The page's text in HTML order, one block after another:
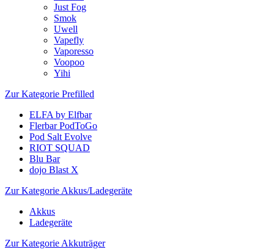
Just Fog
Smok
Uwell
Vapefly
Vaporesso
Voopoo
Yihi
Zur Kategorie Prefilled
ELFA by Elfbar
Flerbar PodToGo
Pod Salt Evolve
RIOT SQUAD
Blu Bar
dojo Blast X
Zur Kategorie Akkus/Ladegeräte
Akkus
Ladegeräte
Zur Kategorie Akkuträger